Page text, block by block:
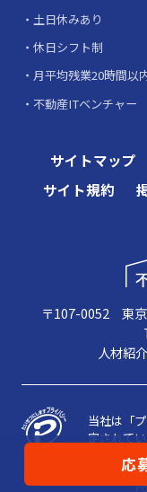
応
土日休みあり
休日シフト制
月平均残業20時間以
不動産ITベンチャー
サイトマップ
サイト規約
〒107-0052 東京
人材紹
当社は「
定されて